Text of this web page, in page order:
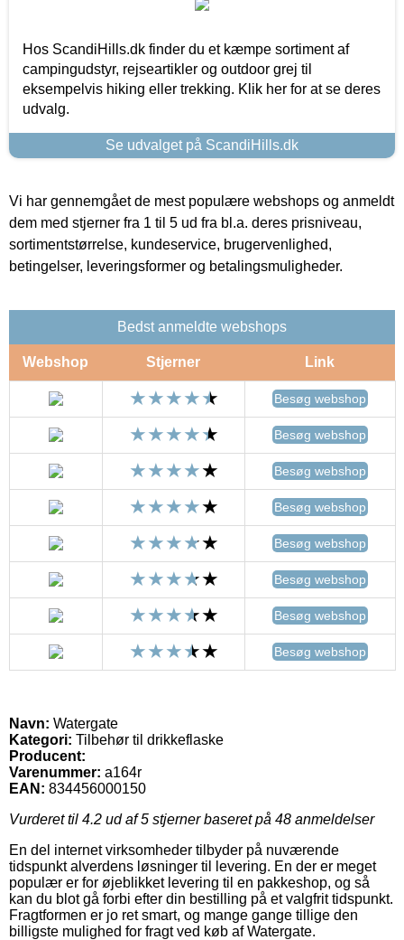
Hos ScandiHills.dk finder du et kæmpe sortiment af
campingudstyr, rejseartikler og outdoor grej til
eksempelvis hiking eller trekking. Klik her for at se deres
udvalg.
Se udvalget på ScandiHills.dk
Vi har gennemgået de mest populære webshops og anmeldt
dem med stjerner fra 1 til 5 ud fra bl.a. deres prisniveau,
sortimentstørrelse, kundeservice, brugervenlighed,
betingelser, leveringsformer og betalingsmuligheder.
Bedst anmeldte webshops
Webshop Stjerner Link
Besøg webshop
Besøg webshop
Besøg webshop
Besøg webshop
Besøg webshop
Besøg webshop
Besøg webshop
Besøg webshop
Navn: Watergate
Kategori: Tilbehør til drikkeflaske
Producent:
Varenummer: a164r
EAN: 834456000150
Vurderet til 4.2 ud af 5 stjerner baseret på 48 anmeldelser
En del internet virksomheder tilbyder på nuværende
tidspunkt alverdens løsninger til levering. En der er meget
populær er for øjeblikket levering til en pakkeshop, og så
kan du blot gå forbi efter din bestilling på et valgfrit tidspunkt.
Fragtformen er jo ret smart, og mange gange tillige den
billigste mulighed for fragt ved køb af Watergate.